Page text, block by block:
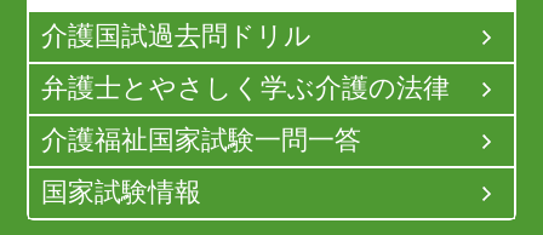
介護国試過去問ドリル
弁護士とやさしく学ぶ介護の法律
介護福祉国家試験一問一答
国家試験情報